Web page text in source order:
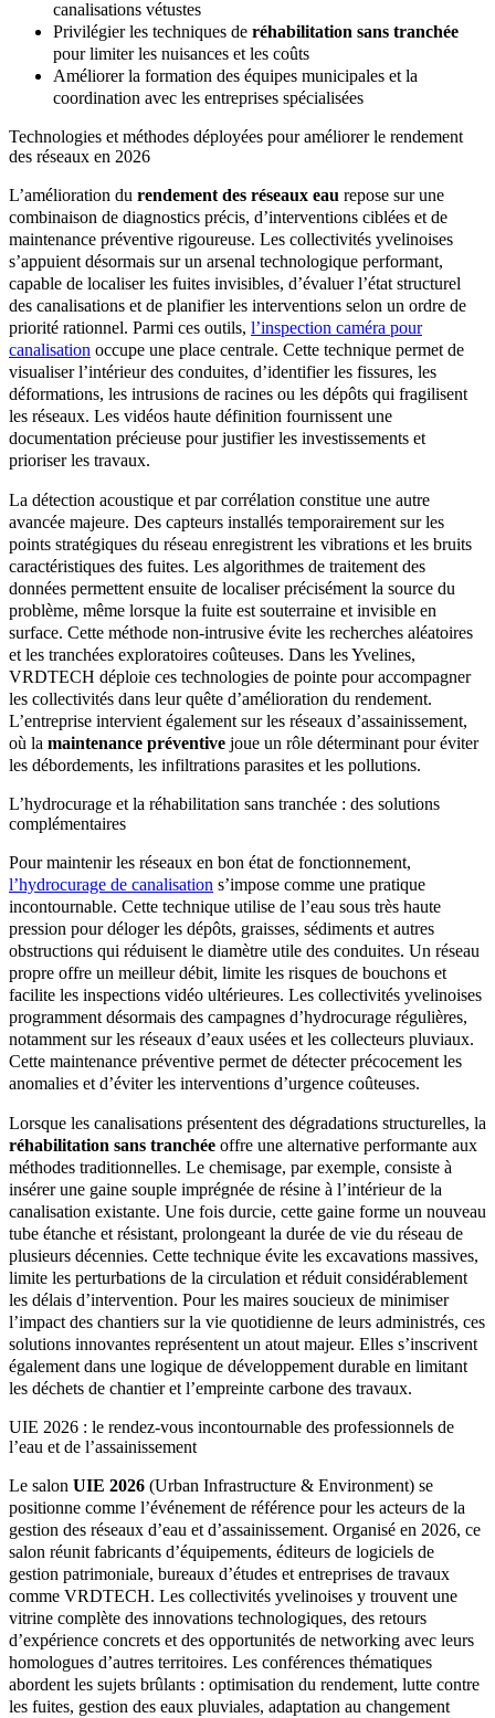
canalisations vétustes
Privilégier les techniques de réhabilitation sans tranchée
pour limiter les nuisances et les coûts
Améliorer la formation des équipes municipales et la
coordination avec les entreprises spécialisées
Technologies et méthodes déployées pour améliorer le rendement
des réseaux en 2026
L’amélioration du rendement des réseaux eau repose sur une
combinaison de diagnostics précis, d’interventions ciblées et de
maintenance préventive rigoureuse. Les collectivités yvelinoises
s’appuient désormais sur un arsenal technologique performant,
capable de localiser les fuites invisibles, d’évaluer l’état structurel
des canalisations et de planifier les interventions selon un ordre de
priorité rationnel. Parmi ces outils, l’inspection caméra pour
canalisation occupe une place centrale. Cette technique permet de
visualiser l’intérieur des conduites, d’identifier les fissures, les
déformations, les intrusions de racines ou les dépôts qui fragilisent
les réseaux. Les vidéos haute définition fournissent une
documentation précieuse pour justifier les investissements et
prioriser les travaux.
La détection acoustique et par corrélation constitue une autre
avancée majeure. Des capteurs installés temporairement sur les
points stratégiques du réseau enregistrent les vibrations et les bruits
caractéristiques des fuites. Les algorithmes de traitement des
données permettent ensuite de localiser précisément la source du
problème, même lorsque la fuite est souterraine et invisible en
surface. Cette méthode non-intrusive évite les recherches aléatoires
et les tranchées exploratoires coûteuses. Dans les Yvelines,
VRDTECH déploie ces technologies de pointe pour accompagner
les collectivités dans leur quête d’amélioration du rendement.
L’entreprise intervient également sur les réseaux d’assainissement,
où la maintenance préventive joue un rôle déterminant pour éviter
les débordements, les infiltrations parasites et les pollutions.
L’hydrocurage et la réhabilitation sans tranchée : des solutions
complémentaires
Pour maintenir les réseaux en bon état de fonctionnement,
l’hydrocurage de canalisation s’impose comme une pratique
incontournable. Cette technique utilise de l’eau sous très haute
pression pour déloger les dépôts, graisses, sédiments et autres
obstructions qui réduisent le diamètre utile des conduites. Un réseau
propre offre un meilleur débit, limite les risques de bouchons et
facilite les inspections vidéo ultérieures. Les collectivités yvelinoises
programment désormais des campagnes d’hydrocurage régulières,
notamment sur les réseaux d’eaux usées et les collecteurs pluviaux.
Cette maintenance préventive permet de détecter précocement les
anomalies et d’éviter les interventions d’urgence coûteuses.
Lorsque les canalisations présentent des dégradations structurelles, la
réhabilitation sans tranchée offre une alternative performante aux
méthodes traditionnelles. Le chemisage, par exemple, consiste à
insérer une gaine souple imprégnée de résine à l’intérieur de la
canalisation existante. Une fois durcie, cette gaine forme un nouveau
tube étanche et résistant, prolongeant la durée de vie du réseau de
plusieurs décennies. Cette technique évite les excavations massives,
limite les perturbations de la circulation et réduit considérablement
les délais d’intervention. Pour les maires soucieux de minimiser
l’impact des chantiers sur la vie quotidienne de leurs administrés, ces
solutions innovantes représentent un atout majeur. Elles s’inscrivent
également dans une logique de développement durable en limitant
les déchets de chantier et l’empreinte carbone des travaux.
UIE 2026 : le rendez-vous incontournable des professionnels de
l’eau et de l’assainissement
Le salon UIE 2026 (Urban Infrastructure & Environment) se
positionne comme l’événement de référence pour les acteurs de la
gestion des réseaux d’eau et d’assainissement. Organisé en 2026, ce
salon réunit fabricants d’équipements, éditeurs de logiciels de
gestion patrimoniale, bureaux d’études et entreprises de travaux
comme VRDTECH. Les collectivités yvelinoises y trouvent une
vitrine complète des innovations technologiques, des retours
d’expérience concrets et des opportunités de networking avec leurs
homologues d’autres territoires. Les conférences thématiques
abordent les sujets brûlants : optimisation du rendement, lutte contre
les fuites, gestion des eaux pluviales, adaptation au changement